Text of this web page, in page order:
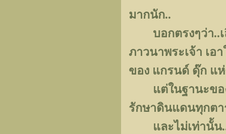
มากนัก..
บอกตรงๆว่า..เ
ภาวนาพระเจ้า เอ
ของ แกรนด์ ดุ๊ก แห่
แต่ในฐานะของ
รักษาดินแดนทุกตา
และไม่เท่านั้น..